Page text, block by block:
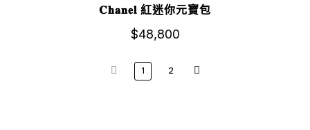
𝐂𝐡𝐚𝐧𝐞𝐥 紅迷你元寶包
$48,800
1 2